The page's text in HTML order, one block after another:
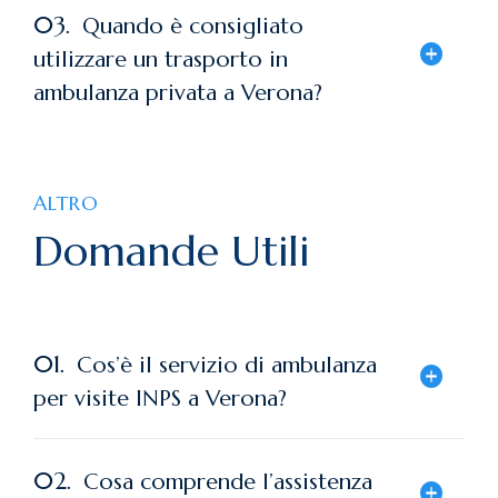
03. Quando è consigliato
utilizzare un trasporto in
ambulanza privata a Verona?
ALTRO
Domande Utili
01. Cos’è il servizio di ambulanza
per visite INPS a Verona?
02. Cosa comprende l’assistenza